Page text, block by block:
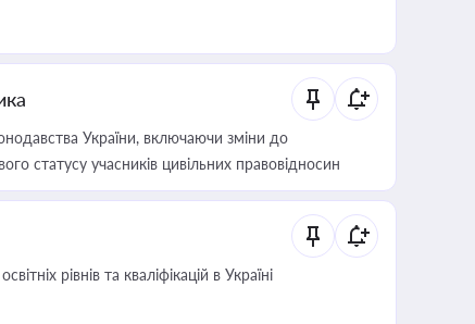
України, включаючи зміни до
статусу учасників цивільних правовідносин
рівнів та кваліфікацій в Україні